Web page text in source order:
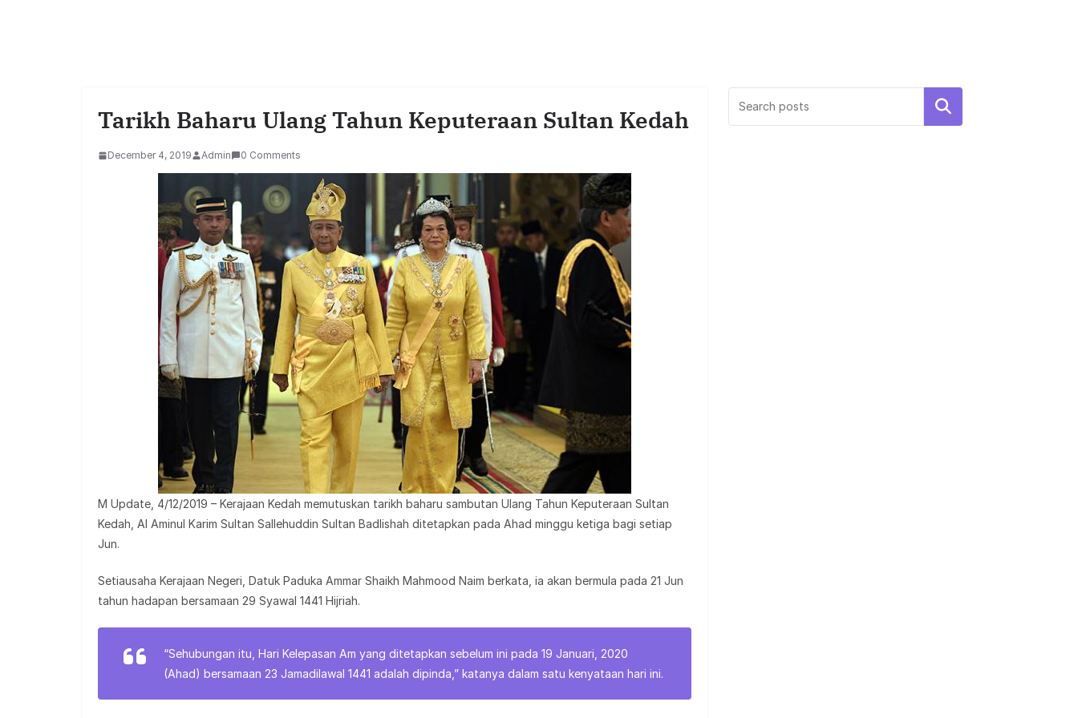
Tarikh Baharu Ulang Tahun Keputeraan Sultan Kedah
December 4, 2019 Admin 0 Comments
M Update, 4/12/2019 – Kerajaan Kedah memutuskan tarikh baharu sambutan Ulang Tahun Keputeraan Sultan
Kedah, Al Aminul Karim Sultan Sallehuddin Sultan Badlishah ditetapkan pada Ahad minggu ketiga bagi setiap
Jun.
Setiausaha Kerajaan Negeri, Datuk Paduka Ammar Shaikh Mahmood Naim berkata, ia akan bermula pada 21 Jun
tahun hadapan bersamaan 29 Syawal 1441 Hijriah.
“Sehubungan itu, Hari Kelepasan Am yang ditetapkan sebelum ini pada 19 Januari, 2020
(Ahad) bersamaan 23 Jamadilawal 1441 adalah dipinda,” katanya dalam satu kenyataan hari ini.
Search